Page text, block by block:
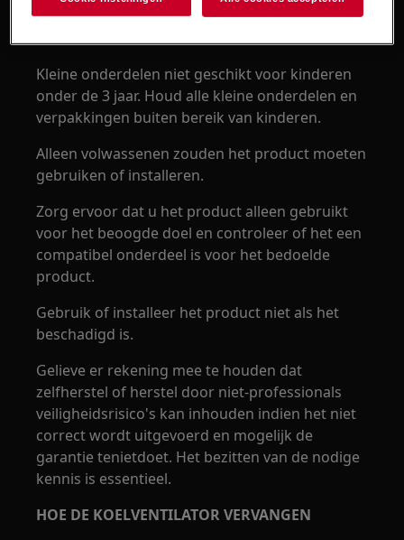
WAARSCHUWING!VERSTIKKINGSGEVAAR
Kleine onderdelen niet geschikt voor kinderen
onder de 3 jaar. Houd alle kleine onderdelen en
verpakkingen buiten bereik van kinderen.
Alleen volwassenen zouden het product moeten
gebruiken of installeren.
Zorg ervoor dat u het product alleen gebruikt
voor het beoogde doel en controleer of het een
compatibel onderdeel is voor het bedoelde
product.
Gebruik of installeer het product niet als het
beschadigd is.
Gelieve er rekening mee te houden dat
zelfherstel of herstel door niet-professionals
veiligheidsrisico's kan inhouden indien het niet
correct wordt uitgevoerd en mogelijk de
garantie tenietdoet. Het bezitten van de nodige
kennis is essentieel.
HOE DE KOELVENTILATOR VERVANGEN